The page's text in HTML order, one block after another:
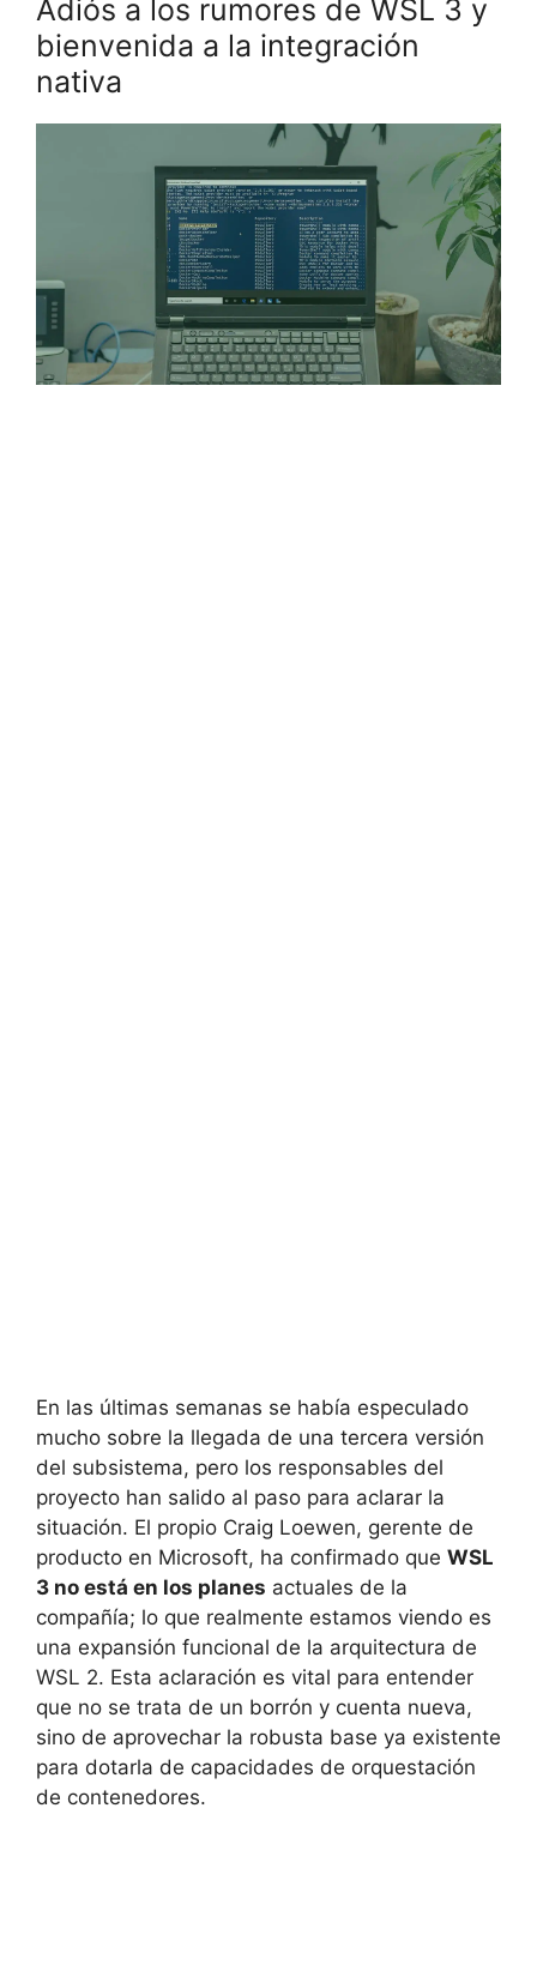
Adiós a los rumores de WSL 3 y
bienvenida a la integración
nativa
En las últimas semanas se había especulado
mucho sobre la llegada de una tercera versión
del subsistema, pero los responsables del
proyecto han salido al paso para aclarar la
situación. El propio Craig Loewen, gerente de
producto en Microsoft, ha confirmado que WSL
3 no está en los planes actuales de la
compañía; lo que realmente estamos viendo es
una expansión funcional de la arquitectura de
WSL 2. Esta aclaración es vital para entender
que no se trata de un borrón y cuenta nueva,
sino de aprovechar la robusta base ya existente
para dotarla de capacidades de orquestación
de contenedores.